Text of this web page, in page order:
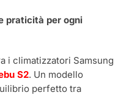
praticità per ogni
i climatizzatori Samsung
S2. Un modello
perfetto tra